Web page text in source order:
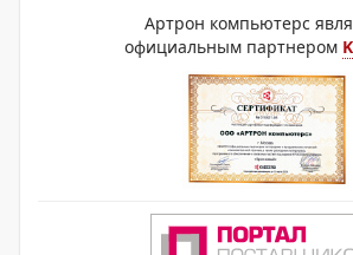
Артрон компьютерс
официальным партнером